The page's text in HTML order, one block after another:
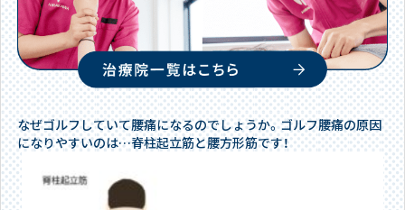
なぜゴルフしていて腰痛になるのでしょうか。ゴルフ腰痛の原因
になりやすいのは…脊柱起立筋と腰方形筋です！